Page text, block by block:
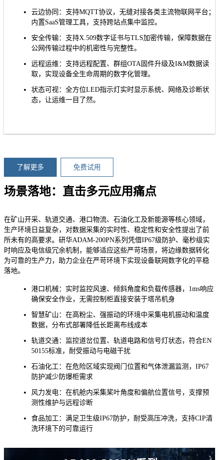
云边协同：支持MQTT协议，无缝对接各类主流物联网平台；
内置SaaS管理工具，支持跨站点集中监控。
安全传输：支持X.509数字证书与TLS加密传输，保障数据在
公网传输过程中的机密性与完整性。
远程运维：支持远程配置、群组OTA固件升级及I&M数据读
取，实现设备全生命周期的数字化管理。
状态可视：全方位LED指示灯实时显示系统、网络及诊断状
态，让运维一目了然。
了解更多 免费试用
场景落地：直击多元应用痛点
在矿山开采、轨道交通、港口物流、石油化工及新能源等核心领域，
生产环境日益复杂，对数据采集的实时性、稳定性和安全性提出了前
所未有的高要求。研华ADAM-200PN系列凭借IP67级防护、毫秒级实
时响应及电信级冗余机制，能够适应这些严苛场景，将边缘数据转化
为可靠的生产力，助力企业在严苛环境下实现设备联网数字化的平稳
落地。
港口机械：实时监控风速、倾斜角度和负载传感器，1ms响应
确保安全作业，无需控制柜直接安装于塔吊机身
智慧矿山：在高粉尘、强振动的环境中采集电机振动和温度
数据，分布式部署降低长距离布线成本
轨道交通：监控道岔位置、轨道电路和信号灯状态，符合EN
50155标准，耐受振动与电磁干扰
石油化工：在危险区域实现阀门位置和气体泄漏监测，IP67
防护减少防爆柜需求
风力发电：在机舱内采集桨叶角度和偏航位置信号，支撑预
测性维护与远程诊断
食品加工：满足卫生级IP67防护，耐受高压冲洗，支持CIP清
洗环境下的可靠运行